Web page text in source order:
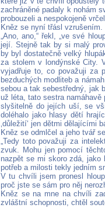
zachráněné padaly k nohám
probouzeli a nespokojeně
Kněz se nyní třásl vzrušením.
„Ano, ano,“ řekl, „ve své
její. Stejně tak by si malý
by byl dostatečně velký
za stolem v londýnské City.
vyjadřuje to, co považuji za
bezduchých modliteb a
sebou a tak sebestředný, jak
už léta, tato sestra
slyšitelně do jejích uší, se
doléhalo jako hlasy dětí
‚důležití‘ jen dětmi dělajícími
Kněz se odmlčel a jeho tvář
„Tedy toto považuji za
zvuk. Mohu jen pomocí
nazpět se mi skoro zdá,
potřeb a milosti tekly jedním
V tu chvíli jsem pronesl
proč jste se sám pro něj
Kněz se na mne na chvíli
zvláštní schopnosti, chtěl